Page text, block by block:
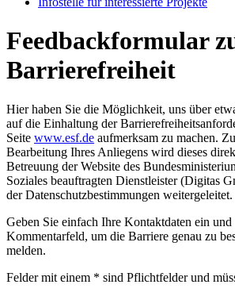
Feedbackformular
Barrierefreiheit
Hier haben Sie die Möglichkeit, uns über
auf die Einhaltung der
Seite www.esf.de aufmerksam zu machen.
Bearbeitung Ihres Anliegens wird dieses
Betreuung der Website des
Soziales beauftragten Dienstleister (Digitas
derDatenschutzbestimmungen weitergeleitet.
Geben Sie einfach Ihre Kontaktdaten ein und
Kommentarfeld, um die Barriere genau zu
melden.
Felder mit einem * sind Pflichtfelder und